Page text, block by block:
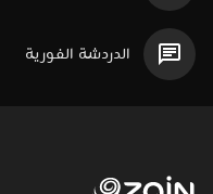
الدردشة الفورية